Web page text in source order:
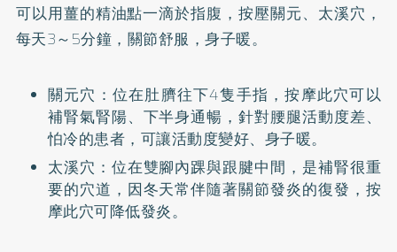
可以用薑的精油點一滴於指腹，按壓關元、太溪穴，
每天3～5分鐘，關節舒服，身子暖。
關元穴：位在肚臍往下4隻手指，按摩此穴可以
補腎氣腎陽、下半身通暢，針對腰腿活動度差、
怕冷的患者，可讓活動度變好、身子暖。
太溪穴：位在雙腳內踝與跟腱中間，是補腎很重
要的穴道，因冬天常伴隨著關節發炎的復發，按
摩此穴可降低發炎。